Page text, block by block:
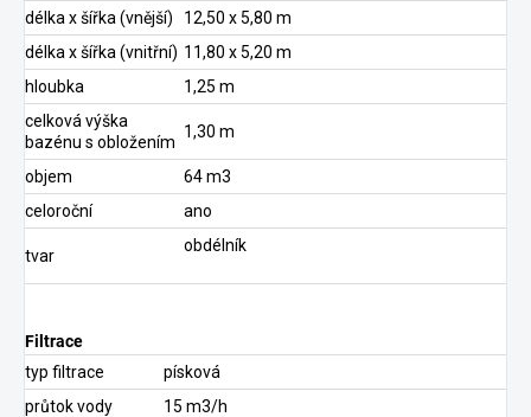
délka x šířka (vnější)
12,50 x 5,80 m
délka x šířka (vnitřní) 11,80 x 5,20 m
hloubka
1,25 m
celková výška
bazénu s obložením
1,30 m
objem
64 m3
celoroční
ano
tvar
obdélník
Filtrace
typ filtrace
písková
průtok vody
15 m3/h